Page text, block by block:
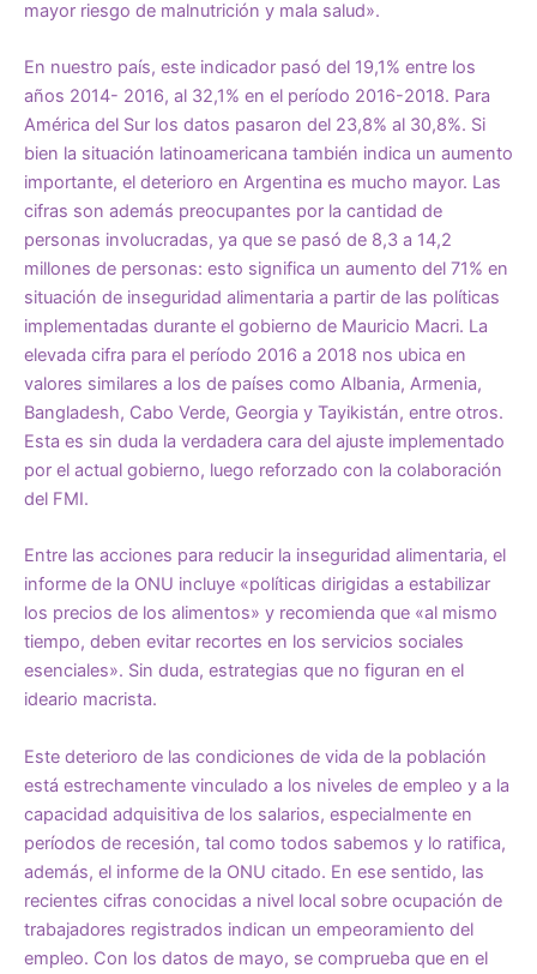
mayor riesgo de malnutrición y mala salud».
En nuestro país, este indicador pasó del 19,1% entre los
años 2014- 2016, al 32,1% en el período 2016-2018. Para
América del Sur los datos pasaron del 23,8% al 30,8%. Si
bien la situación latinoamericana también indica un aumento
importante, el deterioro en Argentina es mucho mayor. Las
cifras son además preocupantes por la cantidad de
personas involucradas, ya que se pasó de 8,3 a 14,2
millones de personas: esto significa un aumento del 71% en
situación de inseguridad alimentaria a partir de las políticas
implementadas durante el gobierno de Mauricio Macri. La
elevada cifra para el período 2016 a 2018 nos ubica en
valores similares a los de países como Albania, Armenia,
Bangladesh, Cabo Verde, Georgia y Tayikistán, entre otros.
Esta es sin duda la verdadera cara del ajuste implementado
por el actual gobierno, luego reforzado con la colaboración
del FMI.
Entre las acciones para reducir la inseguridad alimentaria, el
informe de la ONU incluye «políticas dirigidas a estabilizar
los precios de los alimentos» y recomienda que «al mismo
tiempo, deben evitar recortes en los servicios sociales
esenciales». Sin duda, estrategias que no figuran en el
ideario macrista.
Este deterioro de las condiciones de vida de la población
está estrechamente vinculado a los niveles de empleo y a la
capacidad adquisitiva de los salarios, especialmente en
períodos de recesión, tal como todos sabemos y lo ratifica,
además, el informe de la ONU citado. En ese sentido, las
recientes cifras conocidas a nivel local sobre ocupación de
trabajadores registrados indican un empeoramiento del
empleo. Con los datos de mayo, se comprueba que en el